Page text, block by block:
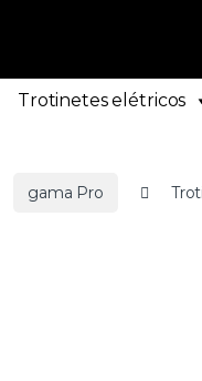
Trotinetes elétricos
gama Pro